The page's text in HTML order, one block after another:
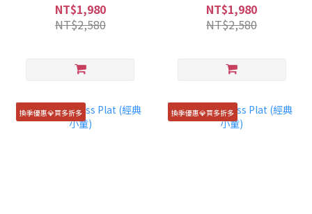
NT$1,980
NT$2,580
NT$1,980
NT$2,580
換季優惠💎買多折多 換季優惠💎買多折多